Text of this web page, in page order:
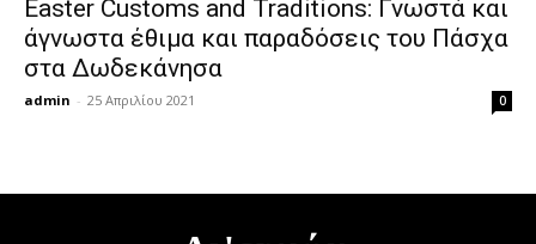
Easter Customs and Traditions: Γνωστά και
άγνωστα έθιμα και παραδόσεις του Πάσχα
στα Δωδεκάνησα
admin - 25 Απριλίου 2021 0